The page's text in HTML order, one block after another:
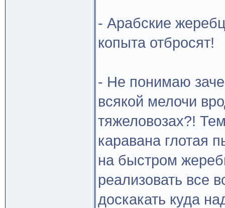
- Арабские
копыта отбросят!
- Не понимаю
всякой мелочи
тяжеловозах?!
каравана глотая
на быстром
реализовать все
доскакать куда